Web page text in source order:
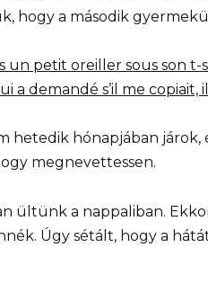
hogy a második
hetedik hónapjában
megnevettessen.
ültünk a nappaliban.
Úgy sétált, hogy a